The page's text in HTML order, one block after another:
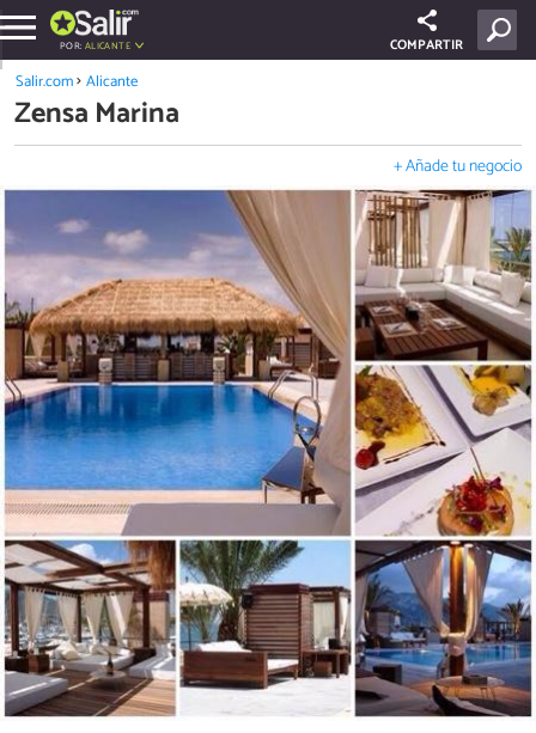
POR: ALICANTE COMPARTIR
Salir.com Alicante
Zensa Marina
+ Añade tu negocio